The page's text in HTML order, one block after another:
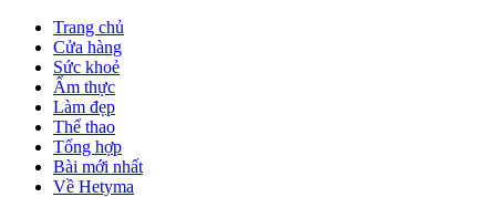
Trang chủ
Cửa hàng
Sức khoẻ
Ẩm thực
Làm đẹp
Thể thao
Tổng hợp
Bài mới nhất
Về Hetyma